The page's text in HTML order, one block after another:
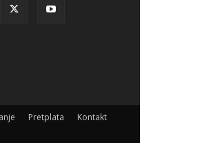
Pretplata Kontakt